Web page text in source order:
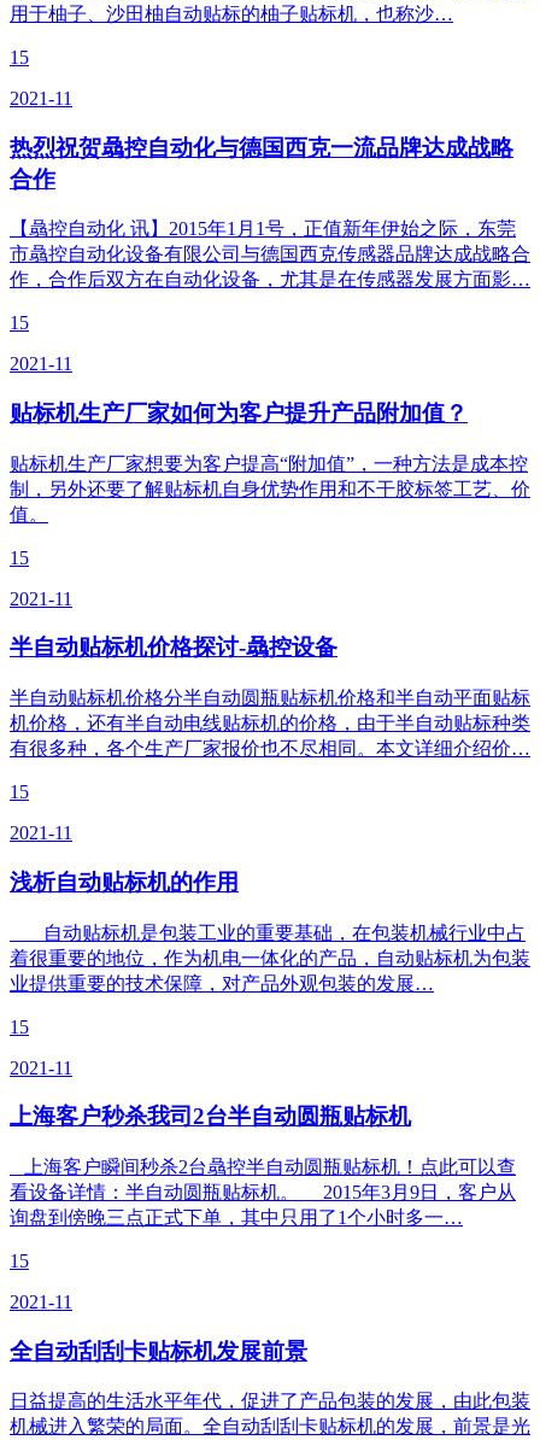
用于柚子、沙田柚自动贴标的柚子贴标机，也称沙…
15
2021-11
热烈祝贺骉控自动化与德国西克一流品牌达成战略
合作
【骉控自动化 讯】2015年1月1号，正值新年伊始之际，东莞
市骉控自动化设备有限公司与德国西克传感器品牌达成战略合
作，合作后双方在自动化设备，尤其是在传感器发展方面影…
15
2021-11
贴标机生产厂家如何为客户提升产品附加值？
贴标机生产厂家想要为客户提高“附加值”，一种方法是成本控
制，另外还要了解贴标机自身优势作用和不干胶标签工艺、价
值。
15
2021-11
半自动贴标机价格探讨-骉控设备
半自动贴标机价格分半自动圆瓶贴标机价格和半自动平面贴标
机价格，还有半自动电线贴标机的价格，由于半自动贴标种类
有很多种，各个生产厂家报价也不尽相同。本文详细介绍价…
15
2021-11
浅析自动贴标机的作用
自动贴标机是包装工业的重要基础，在包装机械行业中占
着很重要的地位，作为机电一体化的产品，自动贴标机为包装
业提供重要的技术保障，对产品外观包装的发展…
15
2021-11
上海客户秒杀我司2台半自动圆瓶贴标机
上海客户瞬间秒杀2台骉控半自动圆瓶贴标机！点此可以查
看设备详情：半自动圆瓶贴标机。 2015年3月9日，客户从
询盘到傍晚三点正式下单，其中只用了1个小时多一…
15
2021-11
全自动刮刮卡贴标机发展前景
日益提高的生活水平年代，促进了产品包装的发展，由此包装
机械进入繁荣的局面。全自动刮刮卡贴标机的发展，前景是光